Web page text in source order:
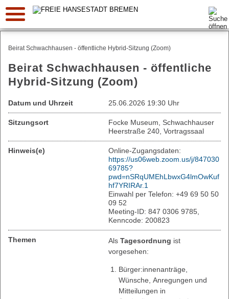
Suche:
Beirat Schwachhausen - öffentliche Hybrid-Sitzung (Zoom)
Beirat Schwachhausen - öffentliche
Hybrid-Sitzung (Zoom)
Datum und Uhrzeit 25.06.2026 19:30 Uhr
Sitzungsort
Focke Museum, Schwachhauser
Heerstraße 240, Vortragssaal
Hinweis(e)
Online-Zugangsdaten:
https://us06web.zoom.us/j/847030
69785?
pwd=nSRqUMEhLbwxG4lmOwKuf
hf7YRIRAr.1
Einwahl per Telefon: +49 69 50 50
09 52
Meeting-ID: 847 0306 9785,
Kenncode: 200823
Themen Als Tagesordnung ist
vorgesehen:
Bürger:innenanträge,
Wünsche, Anregungen und
Mitteilungen in